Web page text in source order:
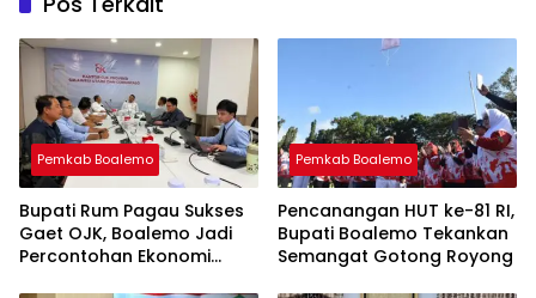
Pemkab Boalemo
Bupati Rum Pagau Sukses
Gaet OJK, Boalemo Jadi
Percontohan Ekonomi
Pemkab Boalemo
Pencanangan HUT ke-81 RI,
Bupati Boalemo Tekankan
Semangat Gotong Royong